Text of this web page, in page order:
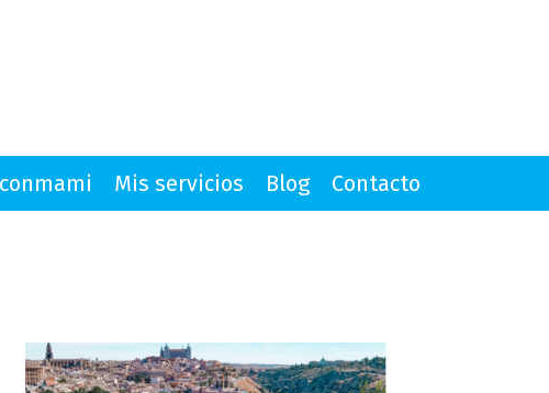
Mis servicios Blog Contacto